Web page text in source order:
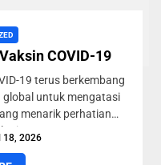
COVID-19
19 terus berkembang
global untuk mengatasi
menarik perhatian
mRNA, yang...
18, 2026